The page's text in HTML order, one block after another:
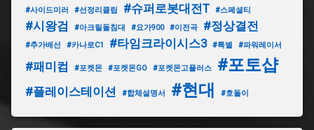
#사이드미러 #선정리클립 #슈퍼로봇대전T #스페셜티
#시왕검 #아크릴돌침대 #요가900 #이전곡 #정상결전
#추가배선 #카나로C1 #타임크라이시스3 #특별 #파워레이서
#패미컴 #포켓몬 #포켓몬GO #포켓몬고플러스 #포토샵
#플레이스테이션 #합체설명서 #현대 #호돌이